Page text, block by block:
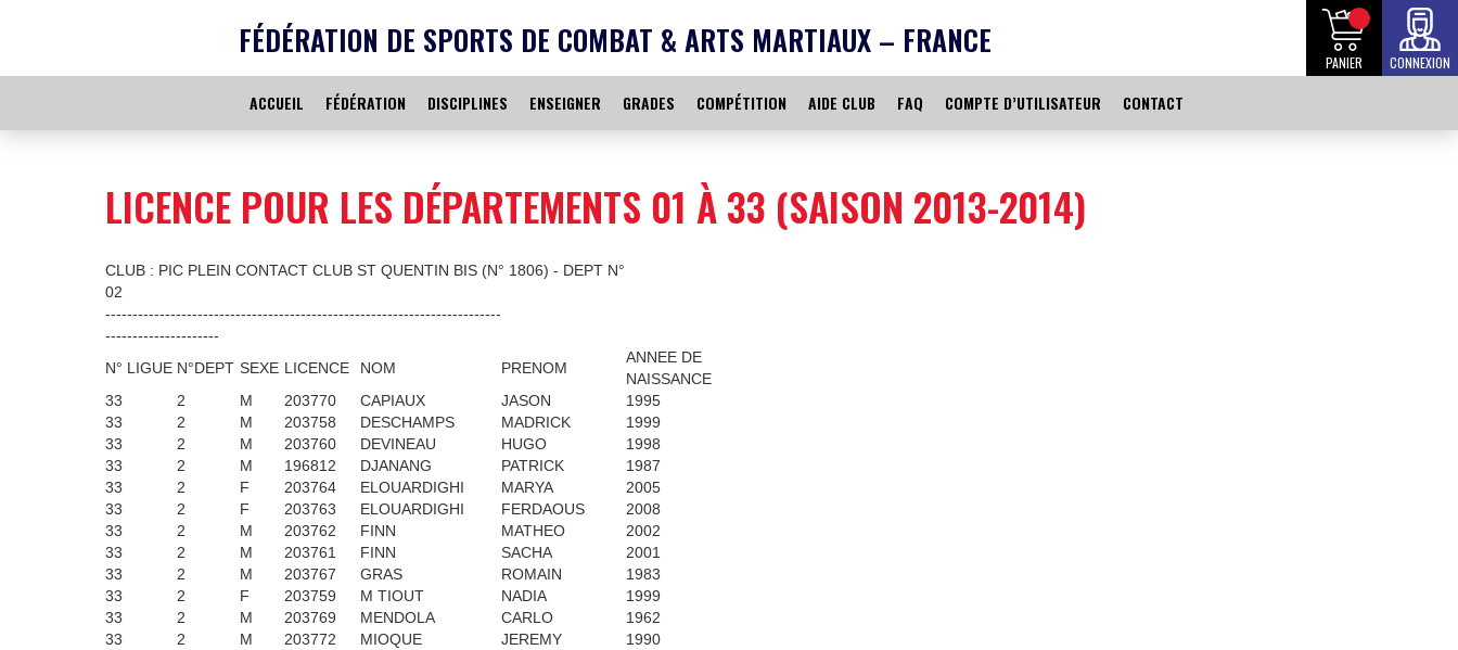
FÉDÉRATION DE SPORTS DE COMBAT & ARTS MARTIAUX – FRANCE
PANIER CONNEXION
ACCUEIL FÉDÉRATION DISCIPLINES ENSEIGNER GRADES COMPÉTITION AIDE CLUB FAQ COMPTE D’UTILISATEUR CONTACT
LICENCE POUR LES DÉPARTEMENTS 01 À 33 (SAISON 2013-2014)
CLUB : PIC PLEIN CONTACT CLUB ST QUENTIN BIS (N° 1806) - DEPT N°
02
-------------------------------------------------------------------------
---------------------
N° LIGUE N°DEPT SEXE LICENCE NOM PRENOM
ANNEE DE
NAISSANCE
33
2 M 203770 CAPIAUX JASON
1995
33
2 M 203758 DESCHAMPS MADRICK
1999
33
2 M 203760 DEVINEAU HUGO
1998
33
2 M 196812 DJANANG PATRICK
1987
33
2 F 203764 ELOUARDIGHI MARYA
2005
33
2 F 203763 ELOUARDIGHI FERDAOUS
2008
33
2 M 203762 FINN MATHEO
2002
33
2 M 203761 FINN SACHA
2001
33
2 M 203767 GRAS ROMAIN
1983
33
2 F 203759 M TIOUT NADIA
1999
33
2 M 203769 MENDOLA CARLO
1962
33
2 M 203772 MIOQUE JEREMY
1990